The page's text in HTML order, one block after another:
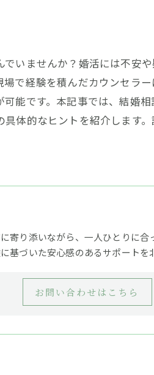
いませんか？婚活には不安
で経験を積んだカウンセラ
能です。本記事では、結婚
体的なヒントを紹介します
寄り添いながら、一人ひとりに
基づいた安心感のあるサポートを
お問い合わせはこちら